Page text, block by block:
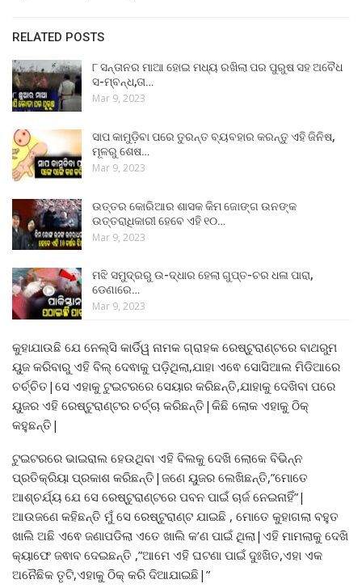
RELATED POSTS
୮ ସନ୍ତାନର ମାଆ ହୋଇ ମଧ୍ୟ ରଖିଲା ପର ପୁରୁଷ ସହ ଅବୈଧ
ସ-ମ୍ବନ୍ଧ,ତା…
Mar 9, 2023
ସାପ କାମୁଡ଼ିବା ପରେ ତୁରନ୍ତ ବ୍ୟବହାର କରନ୍ତୁ ଏହି ଜିନିଷ,
ମୂଳରୁ ଶେଷ…
Mar 9, 2023
ଉତ୍ତର କୋରିଆର ଶାସକ କିମ ଜୋଙ୍ଗ ଉନଙ୍କ
ଉତ୍ତରାଧିକାରୀ ହେବେ ଏହି ୧୦…
Mar 9, 2023
ମଝି ସମୁଦ୍ରରୁ ଉ-ଦ୍ଧାର ହେଲା ଗୁପ୍ତ-ଚର ଧଳା ପାରା,
ଡେଣାରେ…
Mar 9, 2023
କୁହାଯାଉଛି ଯେ ନେଲ୍ସି କାର୍ଡିୱ ନାମକ ଗ୍ରାହକ ରେଷ୍ଟୁରାଣ୍ଟରେ ବାଥରୁମ
ୟୁଜ କରିବାରୁ ଏହି ବିଲ୍ ଦେଵାକୁ ପଡ଼ିଥିଲା,ଯାହା ଏଵେ ସୋସିଆଲ ମିଡିଆରେ
ଚର୍ଚ୍ଚିତ|ସେ ଏହାକୁ ଟୁଇଟରରେ ସେୟାର କରିଛନ୍ତି,ଯାହାକୁ ଦେଖିବା ପରେ
ୟୁଜର ଏହି ରେଷ୍ଟୁରାଣ୍ଟର ଚର୍ଚ୍ଚା କରିଛନ୍ତି|କିଛି ଲୋକ ଏହାକୁ ଠିକ୍
କହୁଛନ୍ତି|
ଟୁଇଟରରେ ଭାଇରାଲ ହେଉଥିବା ଏହି ବିଲକୁ ଦେଖି ଲୋକେ ବିଭିନ୍ନ
ପ୍ରତିକ୍ରିୟା ପ୍ରକାଶ କରିଛନ୍ତି|ଜଣେ ୟୁଜର ଲେଖିଛନ୍ତି,”ମୋତେ
ଆଶ୍ଚର୍ଯ୍ୟ ଯେ ସେ ରେଷ୍ଟୁରାଣ୍ଟରେ ପବନ ପାଇଁ ଚାର୍ଜ ନେଇନାହିଁ”|
ଆଉଜଣେ କହିଛନ୍ତି ମୁଁ ସେ ରେଷ୍ଟୁରାଣ୍ଟ ଯାଇଛି , ମୋତେ କୁହାଗଲା ବହୁତ
ଖାଲି ଅଛି ଏଵେ ଜଣାପଡିଲା ଏତେ ଖାଲି କ’ଣ ପାଇଁ ଥିଲା|ଏହି ମାମଲାକୁ ଦେଖି
କ୍ୟାଫେ ଜଵାବ ଦେଇଛନ୍ତି ,”ଆମେ ଏହି ଘଟଣା ପାଇଁ ଦୁଃଖିତ,ଏହା ଏକ
ଅନୈଛିକ ତୃଟି,ଏହାକୁ ଠିକ୍ କରି ଦିଆଯାଇଛି|”